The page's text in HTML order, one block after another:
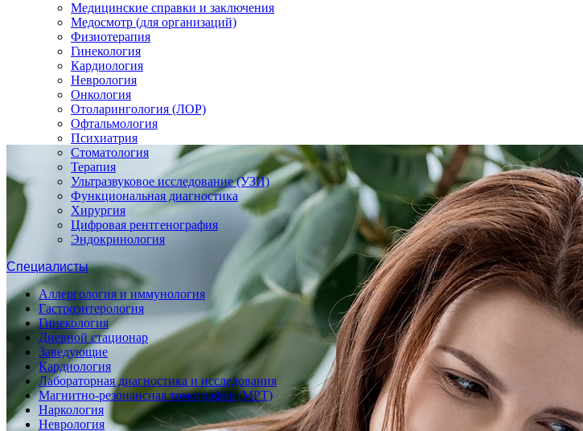
Медицинские справки и заключения
Медосмотр (для организаций)
Физиотерапия
Гинекология
Кардиология
Неврология
Онкология
Отоларингология (ЛОР)
Офтальмология
Психиатрия
Стоматология
Терапия
Ультразвуковое исследование (УЗИ)
Функциональная диагностика
Хирургия
Цифровая рентгенография
Эндокринология
Специалисты
Аллергология и иммунология
Гастроэнтерология
Гинекология
Дневной стационар
Заведующие
Кардиология
Лабораторная диагностика и исследования
Магнитно-резонансная томография (МРТ)
Наркология
Неврология